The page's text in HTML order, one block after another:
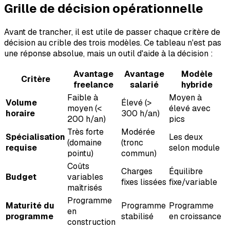
Grille de décision opérationnelle
Avant de trancher, il est utile de passer chaque critère de
décision au crible des trois modèles. Ce tableau n'est pas
une réponse absolue, mais un outil d'aide à la décision :
Critère
Avantage
freelance
Avantage
salarié
Modèle
hybride
Volume
horaire
Faible à
moyen (<
200 h/an)
Élevé (>
300 h/an)
Moyen à
élevé avec
pics
Spécialisation
requise
Très forte
(domaine
pointu)
Modérée
(tronc
commun)
Les deux
selon module
Budget
Coûts
variables
maîtrisés
Charges
fixes lissées
Équilibre
fixe/variable
Maturité du
programme
Programme
en
construction
Programme
stabilisé
Programme
en croissance